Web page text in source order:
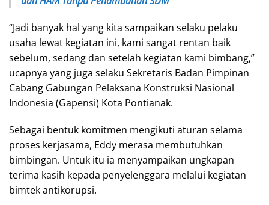
“Jadi banyak hal yang kita sampaikan selaku pelaku
usaha lewat kegiatan ini, kami sangat rentan baik
sebelum, sedang dan setelah kegiatan kami bimbang,”
ucapnya yang juga selaku Sekretaris Badan Pimpinan
Cabang Gabungan Pelaksana Konstruksi Nasional
Indonesia (Gapensi) Kota Pontianak.
Sebagai bentuk komitmen mengikuti aturan selama
proses kerjasama, Eddy merasa membutuhkan
bimbingan. Untuk itu ia menyampaikan ungkapan
terima kasih kepada penyelenggara melalui kegiatan
bimtek antikorupsi.